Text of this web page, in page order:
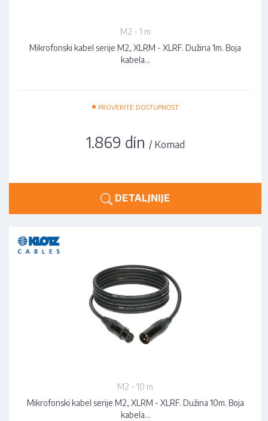
M2 - 1 m
Mikrofonski kabel serije M2, XLRM - XLRF. Dužina 1m. Boja
kabela…
• PROVERITE DOSTUPNOST
1.869 din / Komad
DETALJNIJE
M2 - 10 m
Mikrofonski kabel serije M2, XLRM - XLRF. Dužina 10m. Boja
kabela…